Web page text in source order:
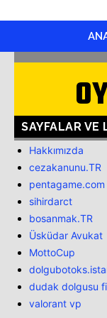
SAYFALAR VE
Hakkımızda
cezakanunu.TR
pentagame.com
sihirdarct
bosanmak.TR
Üsküdar Avukat
MottoCup
dudak dolgusu
valorant vp